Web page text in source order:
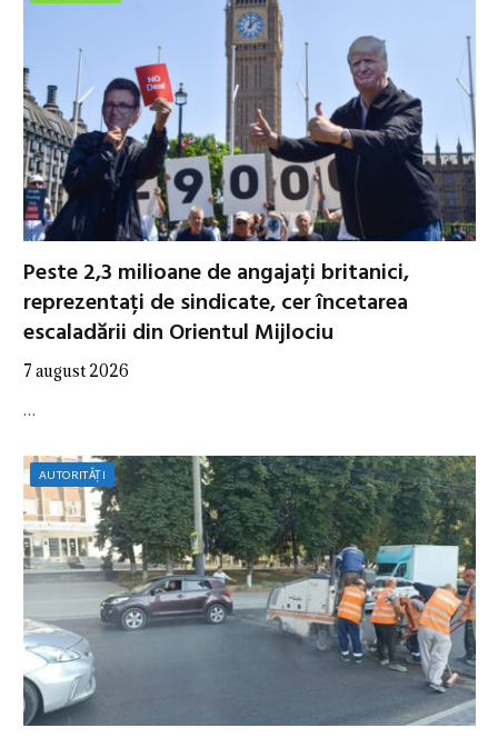
Peste 2,3 milioane de angajați britanici,
reprezentați de sindicate, cer încetarea
escaladării din Orientul Mijlociu
7 august 2026
…
AUTORITĂȚI